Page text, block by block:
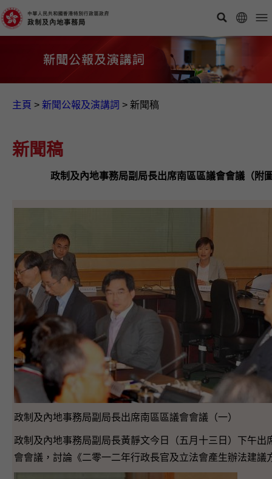
主頁 > 新聞公報及演講詞 > 新聞稿
新聞稿
政制及內地事務局副局長出席南區區議會會議（附
政制及內地事務局副局長出席南區區議會會議（一）
政制及內地事務局副局長黃靜文今日（五月十三日）下午出
會會議，討論《二零一二年行政長官及立法會產生辦法建議